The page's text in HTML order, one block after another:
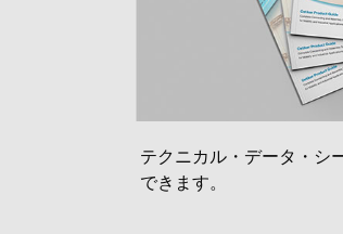
テクニカル・データ・シ
できます。